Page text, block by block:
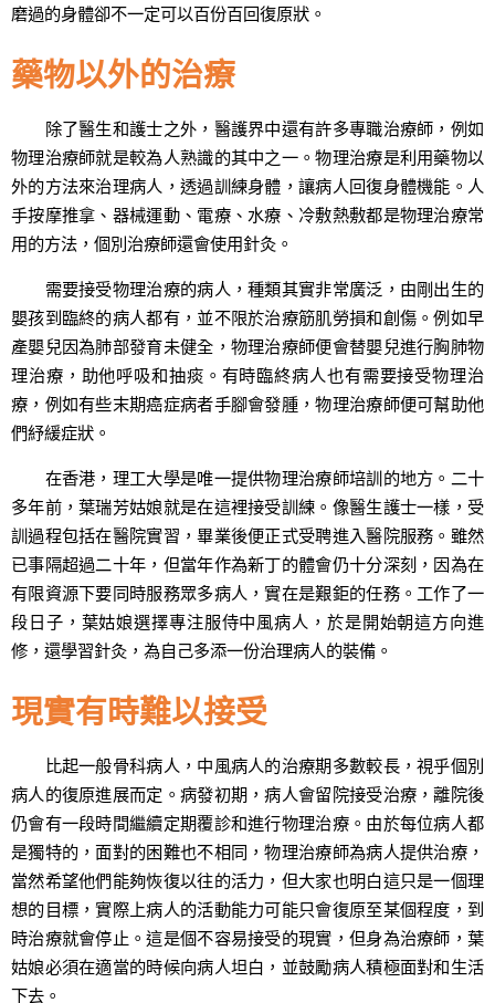
磨過的身體卻不一定可以百份百回復原狀。
藥物以外的治療
除了醫生和護士之外，醫護界中還有許多專職治療師，例如
物理治療師就是較為人熟識的其中之一。物理治療是利用藥物以
外的方法來治理病人，透過訓練身體，讓病人回復身體機能。人
手按摩推拿、器械運動、電療、水療、冷敷熱敷都是物理治療常
用的方法，個別治療師還會使用針灸。
需要接受物理治療的病人，種類其實非常廣泛，由剛出生的
嬰孩到臨終的病人都有，並不限於治療筋肌勞損和創傷。例如早
產嬰兒因為肺部發育未健全，物理治療師便會替嬰兒進行胸肺物
理治療，助他呼吸和抽痰。有時臨終病人也有需要接受物理治
療，例如有些末期癌症病者手腳會發腫，物理治療師便可幫助他
們紓緩症狀。
在香港，理工大學是唯一提供物理治療師培訓的地方。二十
多年前，葉瑞芳姑娘就是在這裡接受訓練。像醫生護士一樣，受
訓過程包括在醫院實習，畢業後便正式受聘進入醫院服務。雖然
已事隔超過二十年，但當年作為新丁的體會仍十分深刻，因為在
有限資源下要同時服務眾多病人，實在是艱鉅的任務。工作了一
段日子，葉姑娘選擇專注服侍中風病人，於是開始朝這方向進
修，還學習針灸，為自己多添一份治理病人的裝備。
現實有時難以接受
比起一般骨科病人，中風病人的治療期多數較長，視乎個別
病人的復原進展而定。病發初期，病人會留院接受治療，離院後
仍會有一段時間繼續定期覆診和進行物理治療。由於每位病人都
是獨特的，面對的困難也不相同，物理治療師為病人提供治療，
當然希望他們能夠恢復以往的活力，但大家也明白這只是一個理
想的目標，實際上病人的活動能力可能只會復原至某個程度，到
時治療就會停止。這是個不容易接受的現實，但身為治療師，葉
姑娘必須在適當的時候向病人坦白，並鼓勵病人積極面對和生活
下去。